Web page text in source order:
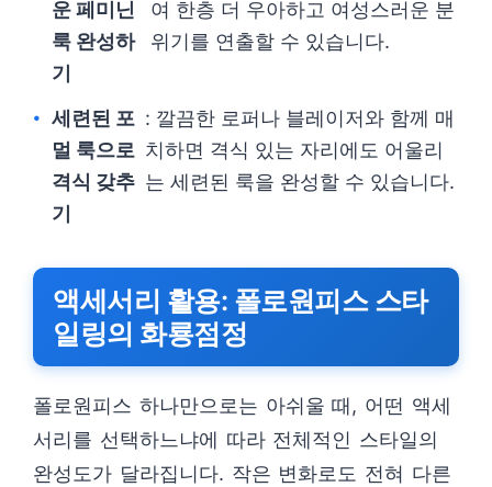
운 페미닌
룩 완성하
기
여 한층 더 우아하고 여성스러운 분
위기를 연출할 수 있습니다.
세련된 포
멀 룩으로
격식 갖추
기
: 깔끔한 로퍼나 블레이저와 함께 매
치하면 격식 있는 자리에도 어울리
는 세련된 룩을 완성할 수 있습니다.
액세서리 활용: 폴로원피스 스타
일링의 화룡점정
폴로원피스 하나만으로는 아쉬울 때, 어떤 액세
서리를 선택하느냐에 따라 전체적인 스타일의
완성도가 달라집니다. 작은 변화로도 전혀 다른